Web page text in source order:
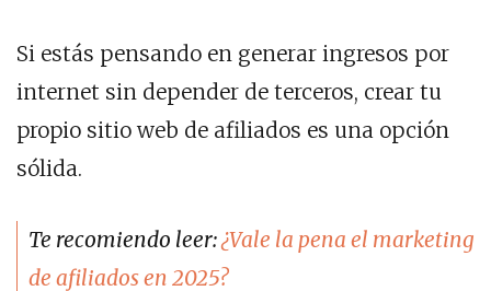
Si estás pensando en generar ingresos por
internet sin depender de terceros, crear tu
propio sitio web de afiliados es una opción
sólida.
Te recomiendo leer:¿Vale la pena el marketing
de afiliados en 2025?